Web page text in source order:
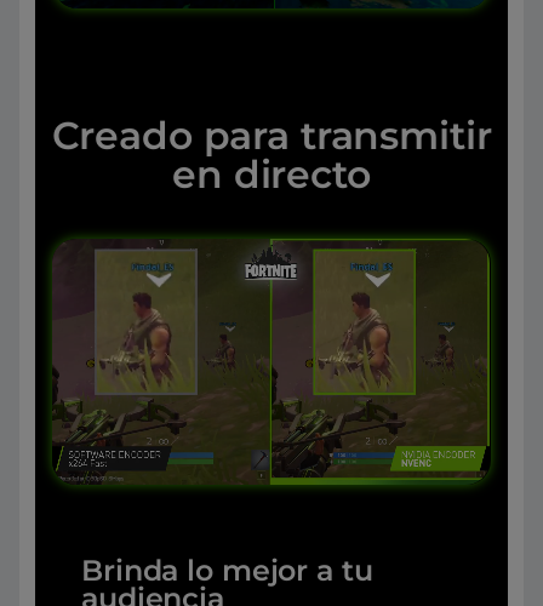
Creado para transmitir
en directo
Brinda lo mejor a tu
audiencia